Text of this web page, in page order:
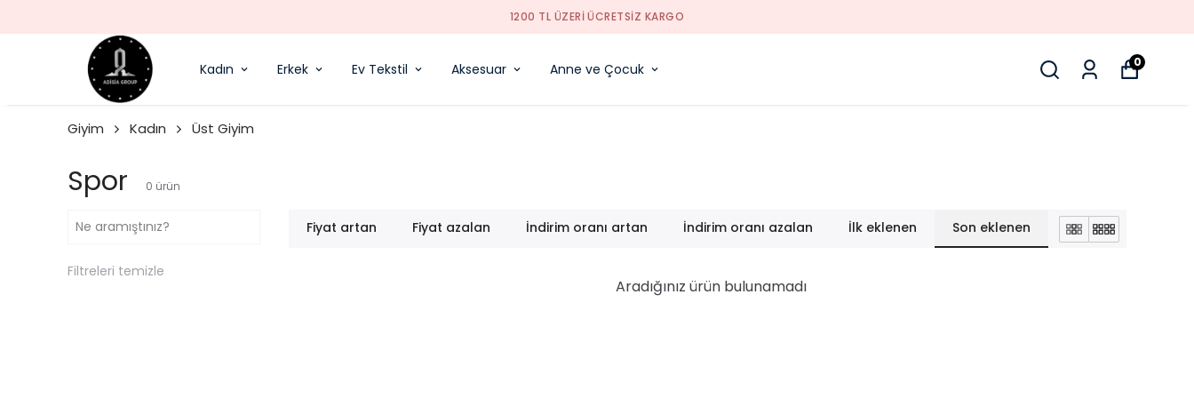
1200 TL ÜZERI ÜCRETSIZ KARGO
Kadın Erkek Ev Tekstil Aksesuar Anne ve Çocuk 0
Giyim Kadın Üst Giyim
Spor 0 ürün
Fiyat artan Fiyat azalan İndirim oranı artan İndirim oranı azalan İlk eklenen Son eklenen
Filtreleri temizle
Aradığınız ürün bulunamadı